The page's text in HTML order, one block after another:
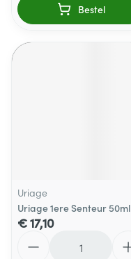
Bestel
Uriage
Uriage 1ere Senteur 50ml
€ 17,10